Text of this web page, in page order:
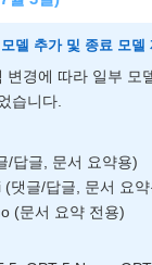
델 추가 및 종료 모델
변경에 따라 일부 모
습니다.
/답글, 문서 요약용)
(댓글/답글, 문서 요
(문서 요약 전용)